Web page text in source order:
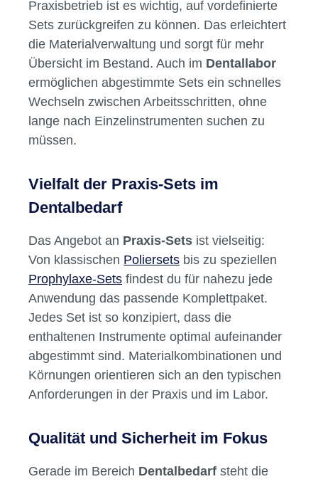
deiner Patientinnen und Patienten.
Vorteile für Praxisteam und Labor
Ob Assistenz, Einkauf oder Zahntechnik –
Praxis-Sets bringen Struktur in deinen
Arbeitsalltag. Vor allem im hektischen
die Materialverwaltung und sorgt für mehr
Übersicht im Bestand. Auch im
Wechseln zwischen Arbeitsschritten, ohne
lange nach Einzelinstrumenten suchen zu
müssen.
Vielfalt der Praxis-Sets im
Dentalbedarf
Das Angebot an Praxis-Sets
ist vielseitig:
Von klassischen
Anwendung das passende Komplettpaket.
Jedes Set ist so konzipiert, dass die